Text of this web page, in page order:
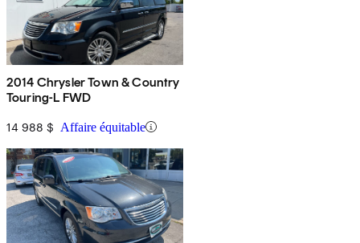
2014 Chrysler Town & Country
Touring-L FWD
14 988 $ Affaire équitable